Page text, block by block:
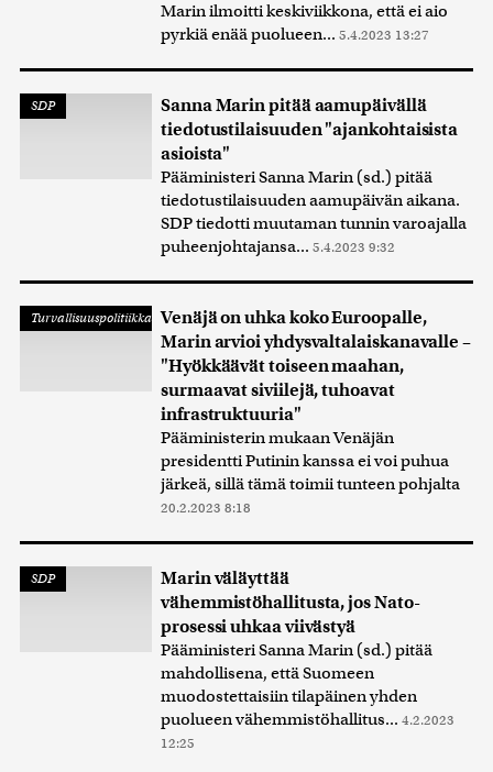
Marin ilmoitti keskiviikkona, että ei aio
pyrkiä enää puolueen... 5.4.2023 13:27
SDP
Sanna Marin pitää aamupäivällä
tiedotustilaisuuden "ajankohtaisista
asioista"
Pääministeri Sanna Marin (sd.) pitää
tiedotustilaisuuden aamupäivän aikana.
SDP tiedotti muutaman tunnin varoajalla
puheenjohtajansa... 5.4.2023 9:32
Turvallisuuspolitiikka Venäjä on uhka koko Euroopalle,
Marin arvioi yhdysvaltalaiskanavalle –
"Hyökkäävät toiseen maahan,
surmaavat siviilejä, tuhoavat
infrastruktuuria"
Pääministerin mukaan Venäjän
presidentti Putinin kanssa ei voi puhua
järkeä, sillä tämä toimii tunteen pohjalta
20.2.2023 8:18
SDP
Marin väläyttää
vähemmistöhallitusta, jos Nato-
prosessi uhkaa viivästyä
Pääministeri Sanna Marin (sd.) pitää
mahdollisena, että Suomeen
muodostettaisiin tilapäinen yhden
puolueen vähemmistöhallitus... 4.2.2023
12:25